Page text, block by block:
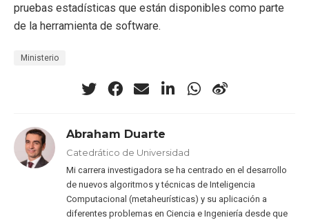
pruebas estadísticas que están disponibles como parte
de la herramienta de software.
Ministerio
Abraham Duarte
Catedrático de Universidad
Mi carrera investigadora se ha centrado en el desarrollo
de nuevos algoritmos y técnicas de Inteligencia
Computacional (metaheurísticas) y su aplicación a
diferentes problemas en Ciencia e Ingeniería desde que